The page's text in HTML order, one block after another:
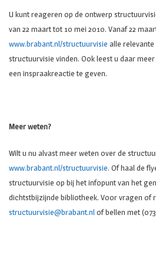
U kunt reageren op de ontwerp
van 22 maart tot 10 mei 2010. Vanaf 22
www.brabant.nl/structuurvisie alle
structuurvisie vinden. Ook leest u daar
een inspraakreactie te geven.
Meer weten?
Wilt u nu alvast meer weten over de
www.brabant.nl/structuurvisie. Of haal de
structuurvisie op bij het infopunt van het
dichtstbijzijnde bibliotheek. Voor vragen of
structuurvisie@brabant.nl of bellen met